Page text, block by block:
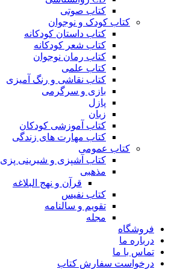
کتاب صوتی
کتاب کودک و نوجوان
کتاب داستان کودکانه
کتاب شعر کودکانه
کتاب رمان نوجوان
کتاب علمی
کتاب نقاشی و رنگ آمیزی
بازی و سرگرمی
پازل
زبان
کتاب آموزشی کودکان
کتاب مهارت های زندگی
کتاب عمومی
کتاب آشپزی و شیرینی پزی
مذهبی
قرآن و نهج البلاغه
کتاب نفیس
تقویم و سالنامه
مجله
فروشگاه
درباره ما
تماس با ما
درخواست سفارش کتاب